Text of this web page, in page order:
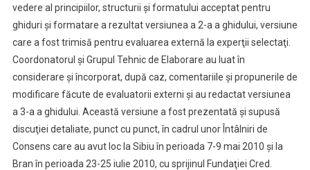
vedere al principiilor, structurii şi formatului acceptat pentru
ghiduri şi formatare a rezultat versiunea a 2-a a ghidului, versiune
care a fost trimisă pentru evaluarea externă la experţii selectaţi.
Coordonatorul şi Grupul Tehnic de Elaborare au luat în
considerare şi încorporat, după caz, comentariile şi propunerile de
modificare făcute de evaluatorii externi şi au redactat versiunea
a 3-a a ghidului. Această versiune a fost prezentată şi supusă
discuţiei detaliate, punct cu punct, în cadrul unor Întâlniri de
Consens care au avut loc la Sibiu în perioada 7-9 mai 2010 şi la
Bran în perioada 23-25 iulie 2010, cu sprijinul Fundaţiei Cred.